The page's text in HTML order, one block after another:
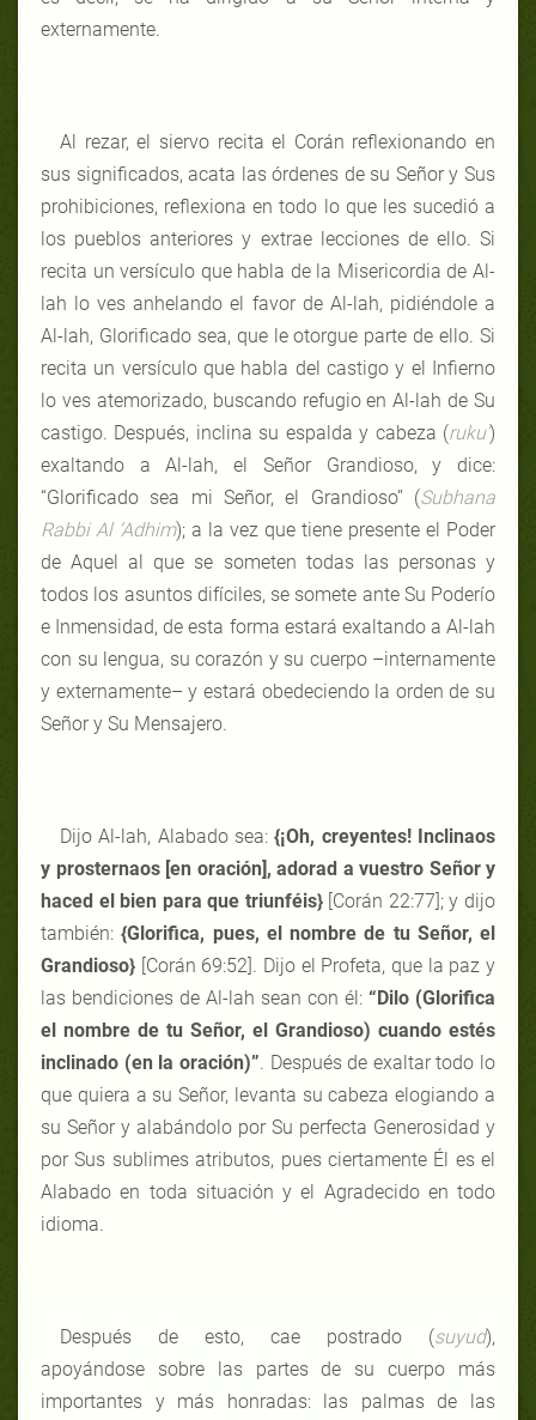
externamente.
Al rezar, el siervo recita el Corán reflexionando en
sus significados, acata las órdenes de su Señor y Sus
prohibiciones, reflexiona en todo lo que les sucedió a
los pueblos anteriores y extrae lecciones de ello. Si
recita un versículo que habla de la Misericordia de Al-
lah lo ves anhelando el favor de Al-lah, pidiéndole a
Al-lah, Glorificado sea, que le otorgue parte de ello. Si
recita un versículo que habla del castigo y el Infierno
lo ves atemorizado, buscando refugio en Al-lah de Su
castigo. Después, inclina su espalda y cabeza (ruku’)
exaltando a Al-lah, el Señor Grandioso, y dice:
“Glorificado sea mi Señor, el Grandioso” (Subhana
Rabbi Al ‘Adhim); a la vez que tiene presente el Poder
de Aquel al que se someten todas las personas y
todos los asuntos difíciles, se somete ante Su Poderío
e Inmensidad, de esta forma estará exaltando a Al-lah
con su lengua, su corazón y su cuerpo –internamente
y externamente– y estará obedeciendo la orden de su
Señor y Su Mensajero.
Dijo Al-lah, Alabado sea:{¡Oh, creyentes! Inclinaos
y prosternaos [en oración], adorad a vuestro Señor y
haced el bien para que triunféis}[Corán 22:77]; y dijo
también:{Glorifica, pues, el nombre de tu Señor, el
Grandioso} [Corán 69:52]. Dijo el Profeta, que la paz y
las bendiciones de Al-lah sean con él: “Dilo (Glorifica
el nombre de tu Señor, el Grandioso) cuando estés
inclinado (en la oración)”. Después de exaltar todo lo
que quiera a su Señor, levanta su cabeza elogiando a
su Señor y alabándolo por Su perfecta Generosidad y
por Sus sublimes atributos, pues ciertamente Él es el
Alabado en toda situación y el Agradecido en todo
idioma.
Después de esto, cae postrado (suyud),
apoyándose sobre las partes de su cuerpo más
importantes y más honradas: las palmas de las